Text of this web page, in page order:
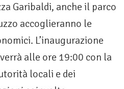
Garibaldi, anche il parco
accoglieranno le
L’inaugurazione
alle ore 19:00 con la
locali e dei